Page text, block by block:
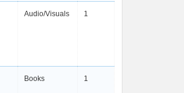
Audio/Visuals 1
Books 1